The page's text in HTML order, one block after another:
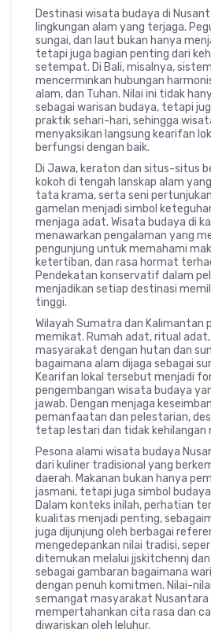
Destinasi wisata budaya di
lingkungan alam yang terjaga.
sungai, dan laut bukan hanya
tetapi juga bagian penting dari
setempat. Di Bali, misalnya,
mencerminkan hubungan
alam, dan Tuhan. Nilai ini tidak
sebagai warisan budaya, tetapi
praktik sehari-hari, sehingga
menyaksikan langsung kearifan
berfungsi dengan baik.
Di Jawa, keraton dan situs-situs
kokoh di tengah lanskap alam
tata krama, serta seni
gamelan menjadi simbol
menjaga adat. Wisata budaya di
menawarkan pengalaman yang
pengunjung untuk memahami
ketertiban, dan rasa hormat
Pendekatan konservatif dalam
menjadikan setiap destinasi
tinggi.
Wilayah Sumatra dan Kalimantan
memikat. Rumah adat, ritual
masyarakat dengan hutan dan
bagaimana alam dijaga sebagai
Kearifan lokal tersebut menjadi
pengembangan wisata budaya
jawab. Dengan menjaga
pemanfaatan dan pelestarian,
tetap lestari dan tidak kehilangan
Pesona alami wisata budaya
dari kuliner tradisional yang
daerah. Makanan bukan hanya
jasmani, tetapi juga simbol
Dalam konteks inilah, perhatian
kualitas menjadi penting,
juga dijunjung oleh berbagai
mengedepankan nilai tradisi,
ditemukan melalui jjskitchennj dan
sebagai gambaran bagaimana
dengan penuh komitmen. Nilai-
semangat masyarakat Nusantara
mempertahankan cita rasa dan
diwariskan oleh leluhur.